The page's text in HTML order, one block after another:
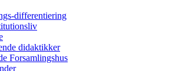
differentiering
didaktikker
Forsamlingshus